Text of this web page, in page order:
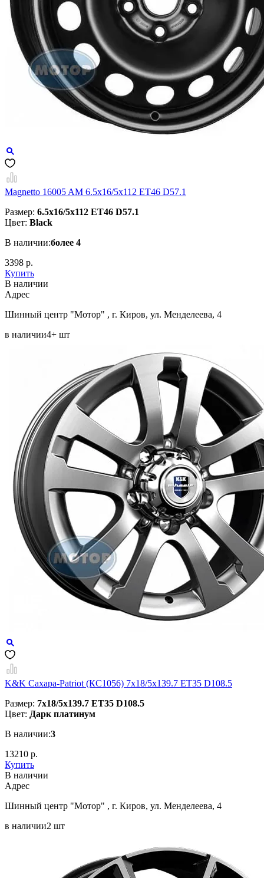
Magnetto 16005 AM 6.5x16/5x112 ET46 D57.1
Размер: 6.5x16/5x112 ET46 D57.1
Цвет: Black
В наличии:более 4
3398 р.
Купить
В наличии
Aдрес
Шинный центр "Мотор" , г. Киров, ул. Менделеева, 4
в наличии4+ шт
K&K Сахара-Patriot (КС1056) 7x18/5x139.7 ET35 D108.5
Размер: 7x18/5x139.7 ET35 D108.5
Цвет: Дарк платинум
В наличии:3
13210 р.
Купить
В наличии
Aдрес
Шинный центр "Мотор" , г. Киров, ул. Менделеева, 4
в наличии2 шт